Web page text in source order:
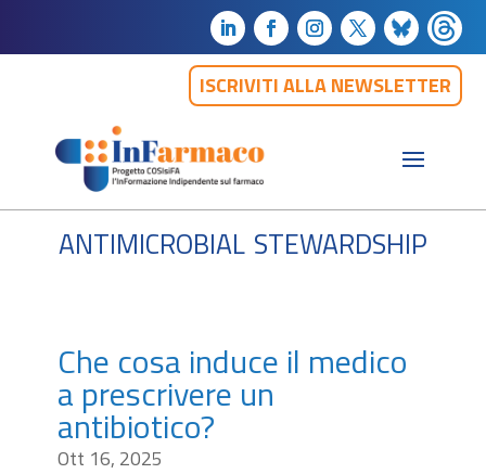
ISCRIVITI ALLA NEWSLETTER
antimicrobial stewardship
Che cosa induce il medico
a prescrivere un
antibiotico?
Ott 16, 2025